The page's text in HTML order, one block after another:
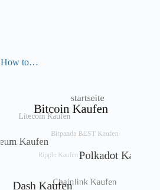
How to…